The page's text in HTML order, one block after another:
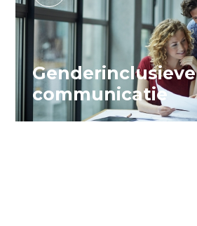
Genderinclusieve
communicatie